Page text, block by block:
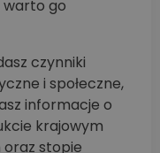
warto go
czynniki
i społeczne,
informacje o
krajowym
stopie